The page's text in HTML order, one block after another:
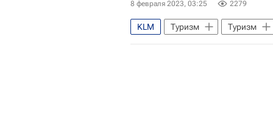
8 февраля 2023, 03:25 2279
KLM Туризм Туризм